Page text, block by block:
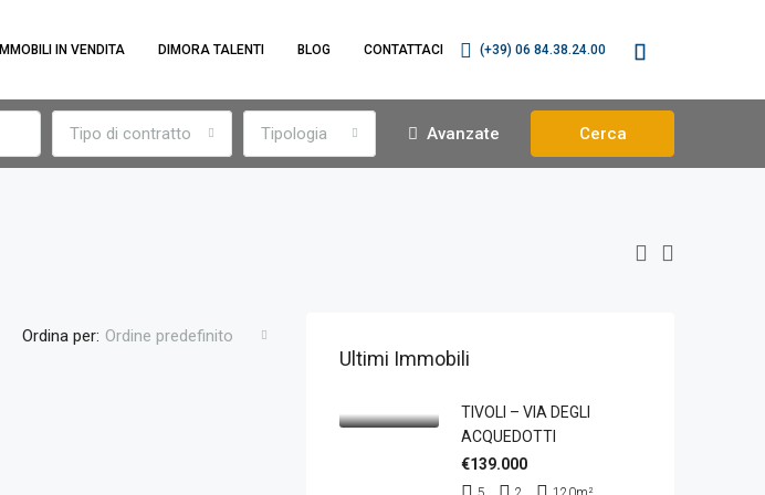
IMMOBILI IN VENDITA DIMORA TALENTI BLOG CONTATTACI (+39) 06 84.38.24.00
Tipo di contratto Tipologia Avanzate Cerca
Ordina per: Ordine predefinito
Ultimi Immobili
TIVOLI – VIA DEGLI
ACQUEDOTTI
€139.000